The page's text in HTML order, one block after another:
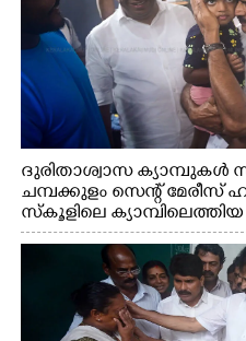
ദുരിതാശ്വാസ ക്യാമ്പുകൾ
ചമ്പക്കുളം സെന്റ് മേരീസ്
സ്കൂളിലെ
സെക്രട്ടറി കെ.സി
എടുത്ത്
വകുപ്പ് മന്ത്രി എം. ലിജു,
റെജി ചെറിയാൻ എം.